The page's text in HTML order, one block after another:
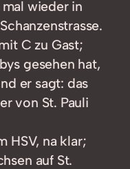
wieder in
C zu Gast;
gesehen hat,
er sagt: das
von St. Pauli
HSV, na klar;
auf St.